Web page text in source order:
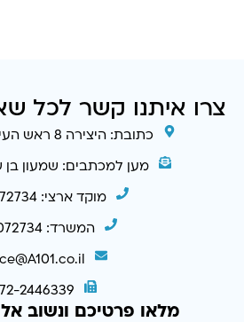
צרו איתנו קשר לכל
כתובת: היצירה 8 ראש העין – מתחם הרץ
מען למכתבים: שמעון בן שטח
מוקד ארצי: 03-9072734
המשרד: 039072734
2446339
מלאו פרטיכם ונשוב